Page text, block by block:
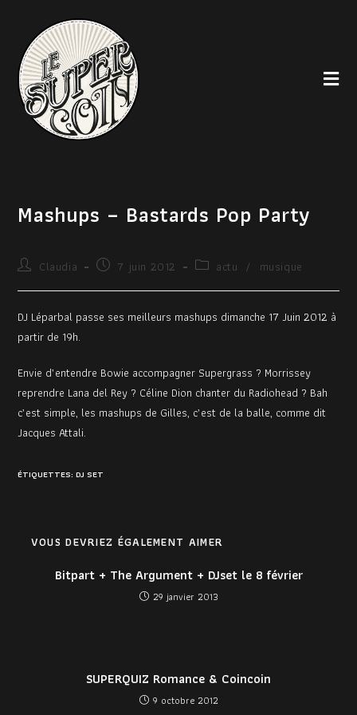
Mashups – Bastards Pop Party
Claudia 7 juin 2012 actu / musique
DJ Léparbal passe ses meilleurs mashups dimanche 17 Juin 2012 à
partir de 19h.
Envie d’entendre Bowie accompagner Supergrass ? Morrissey
reprendre Lana del Rey ? Céline Dion chanter du Radiohead ? Bah
c’est simple, les mashups de Gilles, c’est de la balle, comme dit
Jacques Attali.
ÉTIQUETTES:DJ SET
VOUS DEVRIEZ ÉGALEMENT AIMER
Bitpart + The Argument + DJset le 8 février
29 janvier 2013
SUPERQUIZ Romance & Coincoin
9 octobre 2012